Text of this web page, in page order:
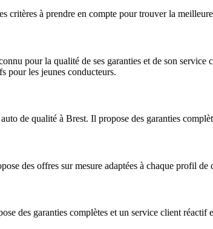
critères à prendre en compte pour trouver la
pour la qualité de ses garanties et de son
pour les jeunes conducteurs.
de qualité à Brest. Il propose des garanties
des offres sur mesure adaptées à chaque profil
des garanties complètes et un service client